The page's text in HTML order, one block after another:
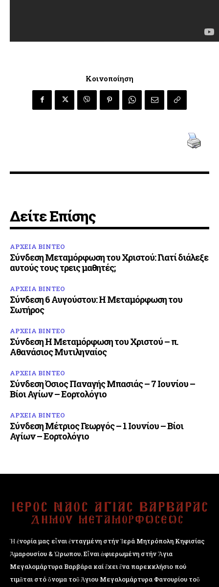
Κοινοποίηση
Δείτε Επίσης
ΑΡΧΕΙΑ ΒΙΝΤΕΟ
Σύνδεση Μεταμόρφωση του Χριστού: Γιατί διάλεξε
αυτούς τους τρεις μαθητές;
ΑΡΧΕΙΑ ΒΙΝΤΕΟ
Σύνδεση 6 Αυγούστου: Η Μεταμόρφωση του
Σωτήρος
ΑΡΧΕΙΑ ΒΙΝΤΕΟ
Σύνδεση Η Μεταμόρφωση του Χριστού – π.
Αθανάσιος Μυτιληναίος
ΑΡΧΕΙΑ ΒΙΝΤΕΟ
Σύνδεση Όσιος Παναγής Μπασιάς – 7 Ιουνίου –
Βίοι Αγίων – Εορτολόγιο
ΑΡΧΕΙΑ ΒΙΝΤΕΟ
Σύνδεση Μέτριος Γεωργός – 1 Ιουνίου – Βίοι
Αγίων – Εορτολόγιο
Ἡ ἐνορία μας εἶναι ἐνταγμένη στήν Ἱερά Μητρόπολη Κηφισίας
Ἁμαρουσίου & Ὠρωπου. Εἶναι ἀφιερωμένη στήν Ἅγια
Μεγαλομάρτυρα Βαρβάρα καί ἔχει ἕνα παρεκκλήσιο πού
τιμᾶται στό ὄνομα τοῦ Ἁγιου Μεγαλομάρτυρα Φανουρίου τοῦ